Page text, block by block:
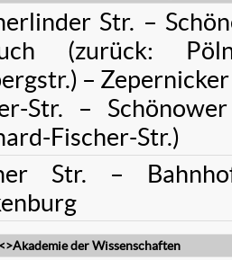
Str. –
(zurück:
–
Str. –
Fischer-Str.)
Str. –
der Wissenschaften